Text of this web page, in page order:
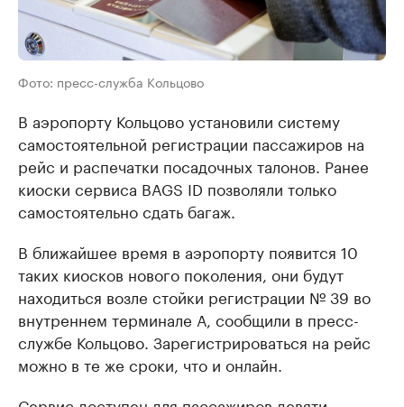
Фото: пресс-служба Кольцово
В аэропорту Кольцово установили систему
самостоятельной регистрации пассажиров на
рейс и распечатки посадочных талонов. Ранее
киоски сервиса BAGS ID позволяли только
самостоятельно сдать багаж.
В ближайшее время в аэропорту появится 10
таких киосков нового поколения, они будут
находиться возле стойки регистрации № 39 во
внутреннем терминале А, сообщили в пресс-
службе Кольцово. Зарегистрироваться на рейс
можно в те же сроки, что и онлайн.